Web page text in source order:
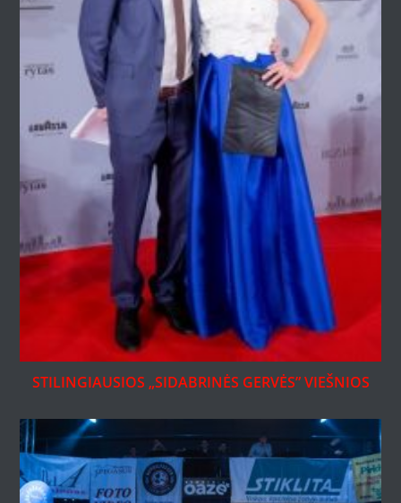
STILINGIAUSIOS „SIDABRINĖS GERVĖS” VIEŠNIOS